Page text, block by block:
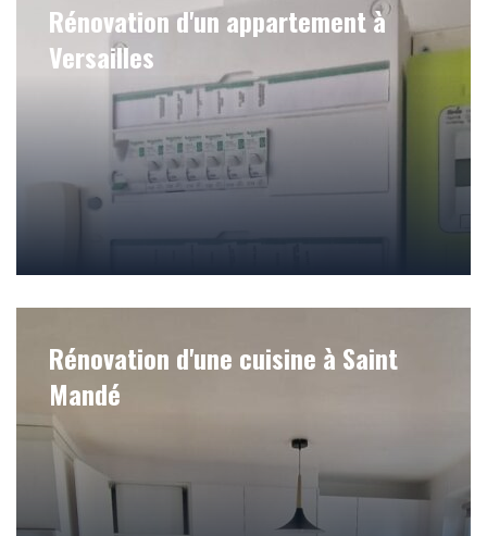
Rénovation d'un appartement à
Versailles
Rénovation d'une cuisine à Saint
Mandé